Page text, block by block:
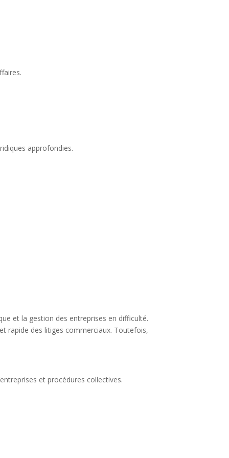
approfondies.
et la gestion des entreprises en difficulté.
rapide des litiges commerciaux. Toutefois,
et procédures collectives.